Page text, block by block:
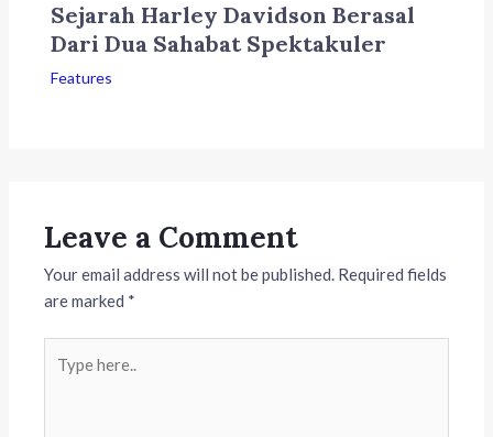
Sejarah Harley Davidson Berasal
Dari Dua Sahabat Spektakuler
Features
Leave a Comment
Your email address will not be published. Required fields
are marked *
here..